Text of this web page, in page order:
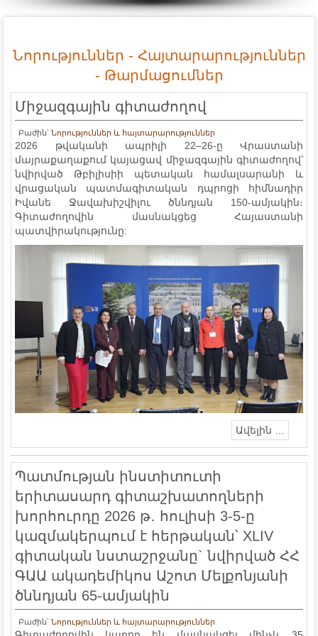
Նորություններ - Հայտարարություններ
- Թարմացումներ
Միջազգային գիտաժողով
Բաժին՝ Նորություններ և հայտարարություններ
2026 թվականի ապրիլի 22–26-ը Վրաստանի
մայրաքաղաքում կայացավ միջազգային գիտաժողով՝
նվիրված Թբիլիսիի պետական համալսարանի և
վրացական պատմագիտական դպրոցի հիմնադիր
Իվանե Ջավախիշվիլու ծննդյան 150-ամյակին։
Գիտաժողովին մասնակցեց Հայաստանի
պատվիրակությունը:
Ավելին …
Պատմության ինստիտուտի
երիտասարդ գիտաշխատողների
խորհուրդը 2026 թ․ հուլիսի 3-5-ը
կազմակերպում է հերթական՝ XLIV
գիտական նստաշրջանը` նվիրված ՀՀ
ԳԱԱ ակադեմիկոս Աշոտ Մելքոնյանի
ծննդյան 65-ամյակին
Բաժին՝ Նորություններ և հայտարարություններ